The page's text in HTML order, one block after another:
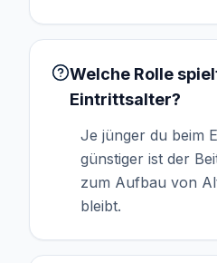
Welche Rolle
Eintrittsalter?
Je jünger du beim
günstiger ist der
zum Aufbau von
bleibt.